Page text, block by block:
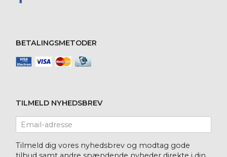
BETALINGSMETODER
TILMELD NYHEDSBREV
Email-
adresse
Tilmeld dig vores nyhedsbrev og modtag gode